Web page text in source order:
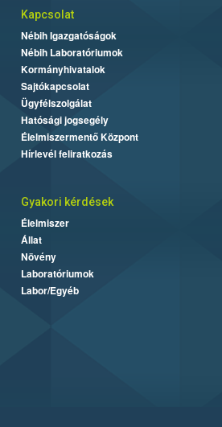
Kapcsolat
Nébih Igazgatóságok
Nébih Laboratóriumok
Kormányhivatalok
Sajtókapcsolat
Ügyfélszolgálat
Hatósági jogsegély
Élelmiszermentő Központ
Hírlevél feliratkozás
Gyakori kérdések
Élelmiszer
Állat
Növény
Laboratóriumok
Labor/Egyéb